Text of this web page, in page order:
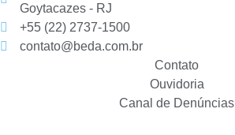
Goytacazes - RJ
+55 (22) 2737-1500
contato@beda.com.br
Contato
Ouvidoria
Canal de Denúncias